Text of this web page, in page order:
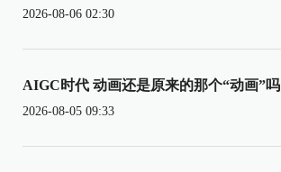
2026-08-06 02:30
AIGC时代 动画还是原来的那个“动画”吗
2026-08-05 09:33